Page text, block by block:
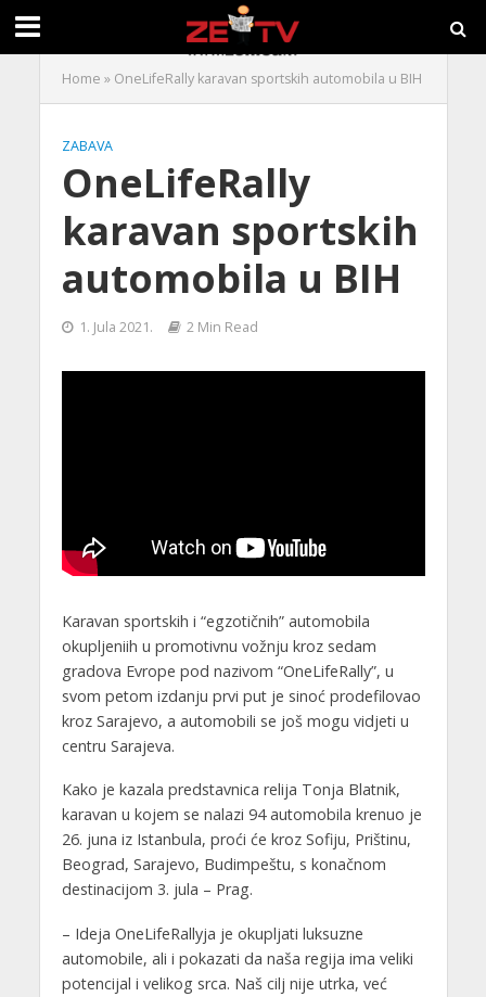
Home » OneLifeRally karavan sportskih automobila u BIH
ZABAVA
OneLifeRally
karavan sportskih
automobila u BIH
1. Jula 2021. 2 Min Read
Karavan sportskih i “egzotičnih” automobila
okupljeniih u promotivnu vožnju kroz sedam
gradova Evrope pod nazivom “OneLifeRally”, u
svom petom izdanju prvi put je sinoć prodefilovao
kroz Sarajevo, a automobili se još mogu vidjeti u
centru Sarajeva.
Kako je kazala predstavnica relija Tonja Blatnik,
karavan u kojem se nalazi 94 automobila krenuo je
26. juna iz Istanbula, proći će kroz Sofiju, Prištinu,
Beograd, Sarajevo, Budimpeštu, s konačnom
destinacijom 3. jula – Prag.
– Ideja OneLifeRallyja je okupljati luksuzne
automobile, ali i pokazati da naša regija ima veliki
potencijal i velikog srca. Naš cilj nije utrka, već